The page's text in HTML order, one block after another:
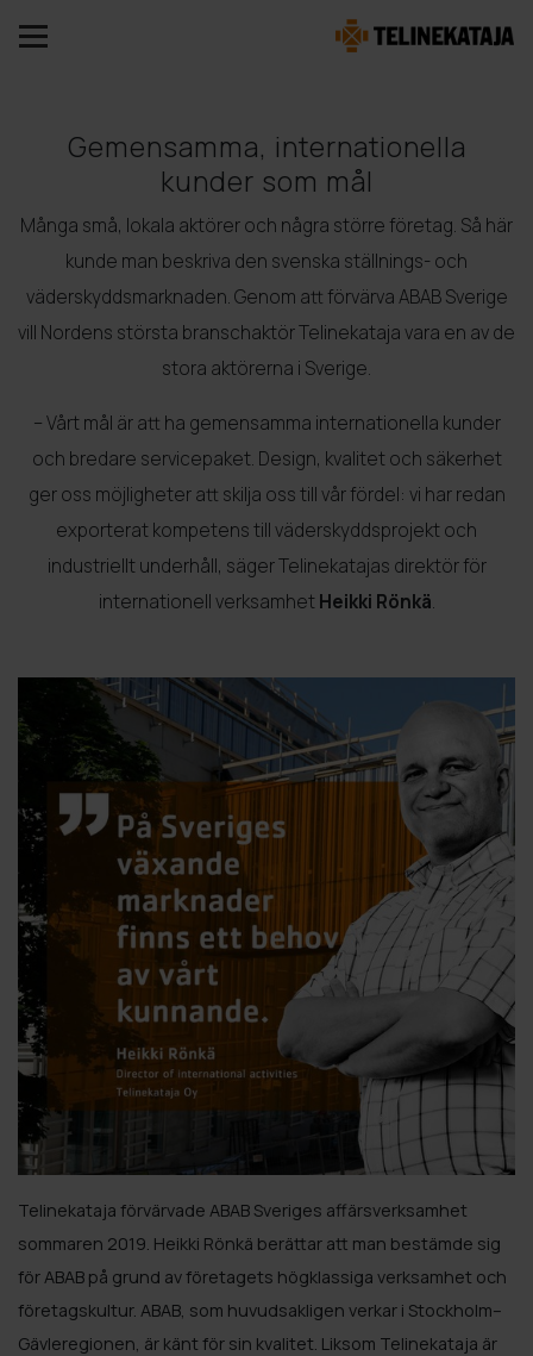
Gemensamma, internationella
kunder som mål
Många små, lokala aktörer och några större företag. Så här
kunde man beskriva den svenska ställnings- och
väderskyddsmarknaden. Genom att förvärva ABAB Sverige
vill Nordens största branschaktör Telinekataja vara en av de
stora aktörerna i Sverige.
– Vårt mål är att ha gemensamma internationella kunder
och bredare servicepaket. Design, kvalitet och säkerhet
ger oss möjligheter att skilja oss till vår fördel: vi har redan
exporterat kompetens till väderskyddsprojekt och
industriellt underhåll, säger Telinekatajas direktör för
internationell verksamhetHeikki Rönkä.
Telinekataja förvärvade ABAB Sveriges affärsverksamhet
sommaren 2019. Heikki Rönkä berättar att man bestämde sig
för ABAB på grund av företagets högklassiga verksamhet och
företagskultur. ABAB, som huvudsakligen verkar i Stockholm–
Gävleregionen, är känt för sin kvalitet. Liksom Telinekataja är